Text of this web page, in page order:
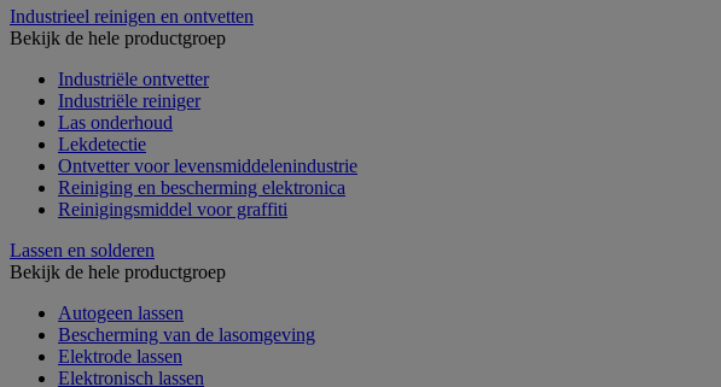
Industrieel reinigen en ontvetten
Bekijk de hele productgroep
Industriële ontvetter
Industriële reiniger
Las onderhoud
Lekdetectie
Ontvetter voor levensmiddelenindustrie
Reiniging en bescherming elektronica
Reinigingsmiddel voor graffiti
Lassen en solderen
Bekijk de hele productgroep
Autogeen lassen
Bescherming van de lasomgeving
Elektrode lassen
Elektronisch lassen